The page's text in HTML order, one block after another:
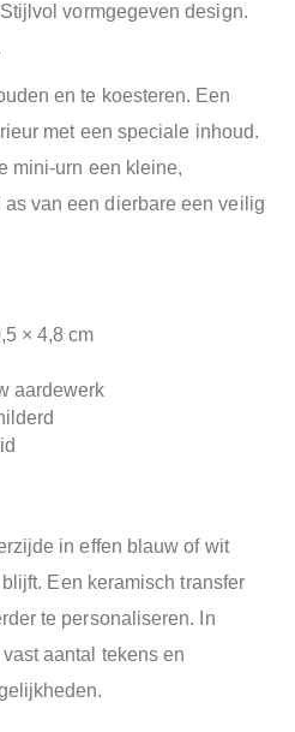
vormgegeven design.
en te koesteren. Een
met een speciale inhoud.
mini-urn een kleine,
van een dierbare een veilig
× 4,8 cm
aardewerk
in effen blauw of wit
Een keramisch transfer
te personaliseren. In
aantal tekens en